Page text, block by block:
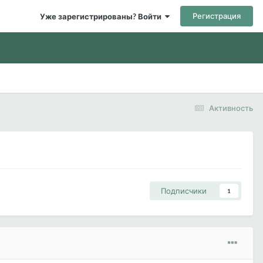
Уже зарегистрированы? Войти Регистрация
Активность
Подписчики 1